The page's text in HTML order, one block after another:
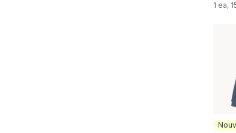
1 ea,